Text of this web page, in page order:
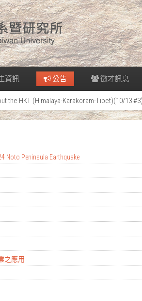
資訊 公告 徵才訊息
the HKT (Himalaya-Karakoram-Tibet)(10/13 #3)
Noto Peninsula Earthquake
之應用